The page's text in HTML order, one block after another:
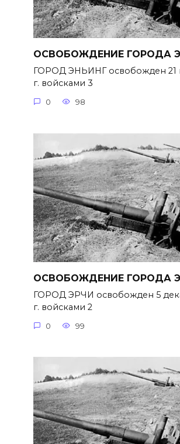
ОСВОБОЖДЕНИЕ ГОРОДА
ГОРОД ЭНЬИНГ освобожден 21
г. войсками 3
0 98
ОСВОБОЖДЕНИЕ ГОРОДА
ГОРОД ЭРЧИ освобожден 5
г. войсками 2
0 99